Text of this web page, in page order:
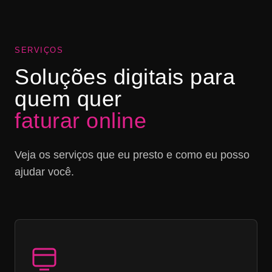
SERVIÇOS
Soluções digitais para
quem quer
faturar online
Veja os serviços que eu presto e como eu posso
ajudar você.